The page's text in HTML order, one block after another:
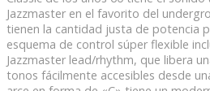
Jazzmaster en el favorito del
tienen la cantidad justa de potencia
esquema de control súper flexible
Jazzmaster lead/rhythm, que libera
tonos fácilmente accesibles desde